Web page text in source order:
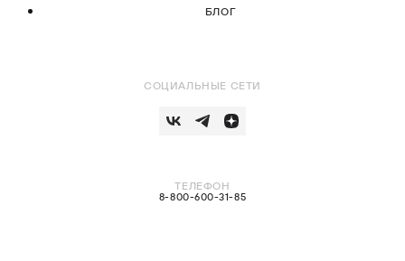
СОЦИАЛЬНЫЕ СЕТИ
ТЕЛЕФОН
8-800-600-31-85
БЛОГ